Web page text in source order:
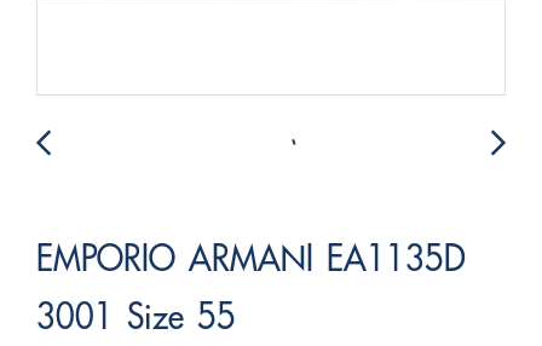
EMPORIO ARMANI EA1135D
3001 Size 55